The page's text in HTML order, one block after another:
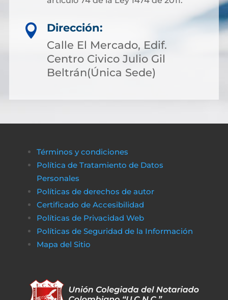

Dirección:
Calle El Mercado, Edif.
Centro Civico Julio Gil
Beltrán(Única Sede)
Términos y condiciones
Política de Tratamiento de Datos
Personales
Políticas de derechos de autor
Certificado de Accesibilidad
Políticas de Privacidad Web
Políticas de Seguridad de la Información
Mapa del Sitio